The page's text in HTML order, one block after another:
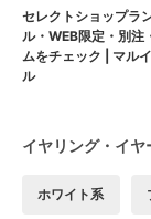
セレクトショップラ
ル・WEB限定・別注
ムをチェック | マル
ル
イヤリング・イ
ホワイト系